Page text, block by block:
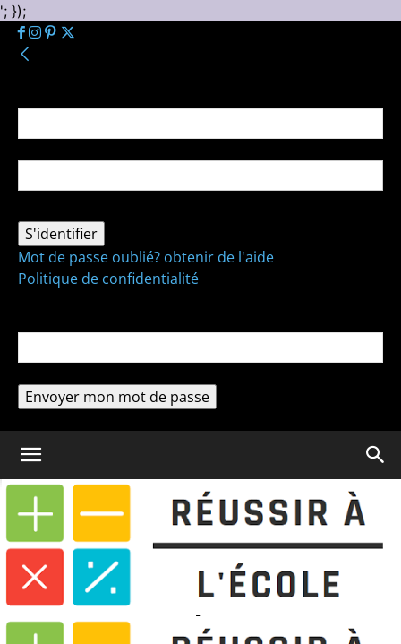
'; });
Mot de passe oublié? obtenir de l'aide
Politique de confidentialité
Coloriage Mention brevet des collèges :
6 astuces pour gagner des points
Mention brevet des collèges : 6
astuces pour gagner des
points